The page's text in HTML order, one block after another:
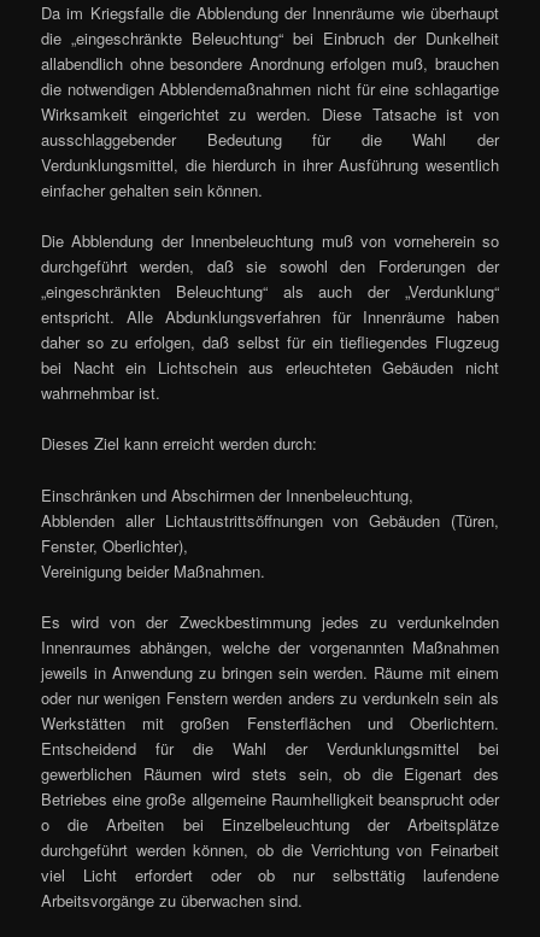
Da im Kriegsfalle die Abblendung der Innenräume wie überhaupt
die „eingeschränkte Beleuchtung“ bei Einbruch der Dunkelheit
allabendlich ohne besondere Anordnung erfolgen muß, brauchen
die notwendigen Abblendemaßnahmen nicht für eine schlagartige
Wirksamkeit eingerichtet zu werden. Diese Tatsache ist von
ausschlaggebender Bedeutung für die Wahl der
Verdunklungsmittel, die hierdurch in ihrer Ausführung wesentlich
einfacher gehalten sein können.
Die Abblendung der Innenbeleuchtung muß von vorneherein so
durchgeführt werden, daß sie sowohl den Forderungen der
„eingeschränkten Beleuchtung“ als auch der „Verdunklung“
entspricht. Alle Abdunklungsverfahren für Innenräume haben
daher so zu erfolgen, daß selbst für ein tiefliegendes Flugzeug
bei Nacht ein Lichtschein aus erleuchteten Gebäuden nicht
wahrnehmbar ist.
Dieses Ziel kann erreicht werden durch:
Einschränken und Abschirmen der Innenbeleuchtung,
Abblenden aller Lichtaustrittsöffnungen von Gebäuden (Türen,
Fenster, Oberlichter),
Vereinigung beider Maßnahmen.
Es wird von der Zweckbestimmung jedes zu verdunkelnden
Innenraumes abhängen, welche der vorgenannten Maßnahmen
jeweils in Anwendung zu bringen sein werden. Räume mit einem
oder nur wenigen Fenstern werden anders zu verdunkeln sein als
Werkstätten mit großen Fensterflächen und Oberlichtern.
Entscheidend für die Wahl der Verdunklungsmittel bei
gewerblichen Räumen wird stets sein, ob die Eigenart des
Betriebes eine große allgemeine Raumhelligkeit beansprucht oder
o die Arbeiten bei Einzelbeleuchtung der Arbeitsplätze
durchgeführt werden können, ob die Verrichtung von Feinarbeit
viel Licht erfordert oder ob nur selbsttätig laufendene
Arbeitsvorgänge zu überwachen sind.